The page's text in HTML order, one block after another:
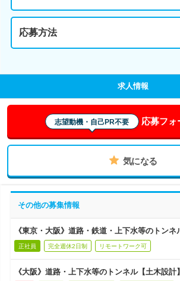
応募方法
求人情報
志望動機・自己PR不要 応募フォ
気になる
その他の募集情報
《東京・大阪》道路・鉄道・上下水等のトンネ
正社員 完全週休2日制 リモートワーク可
《大阪》道路・上下水等のトンネル【土木設計】